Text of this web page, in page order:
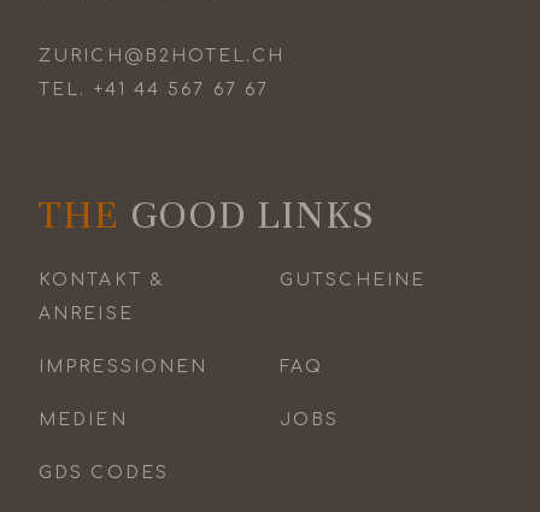
ZURICH@B2HOTEL.CH
TEL. +41 44 567 67 67
THE GOOD LINKS
KONTAKT &
ANREISE
GUTSCHEINE
IMPRESSIONEN FAQ
MEDIEN JOBS
GDS CODES